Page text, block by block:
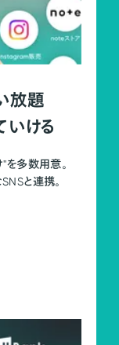
放題
いける
を多数用意。
と連携。